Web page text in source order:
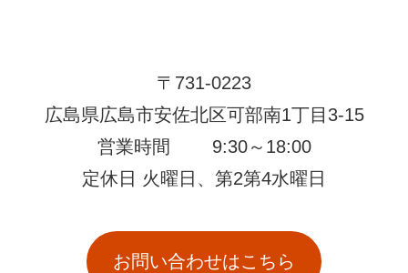
〒731-0223
広島県広島市安佐北区可部南1丁目3-15
営業時間 9:30～18:00
定休日 火曜日、第2第4水曜日
お問い合わせはこちら